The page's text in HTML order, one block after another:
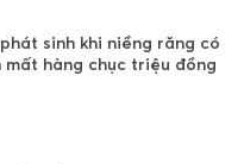
sinh khi niềng răng có
mất hàng chục triệu đồng